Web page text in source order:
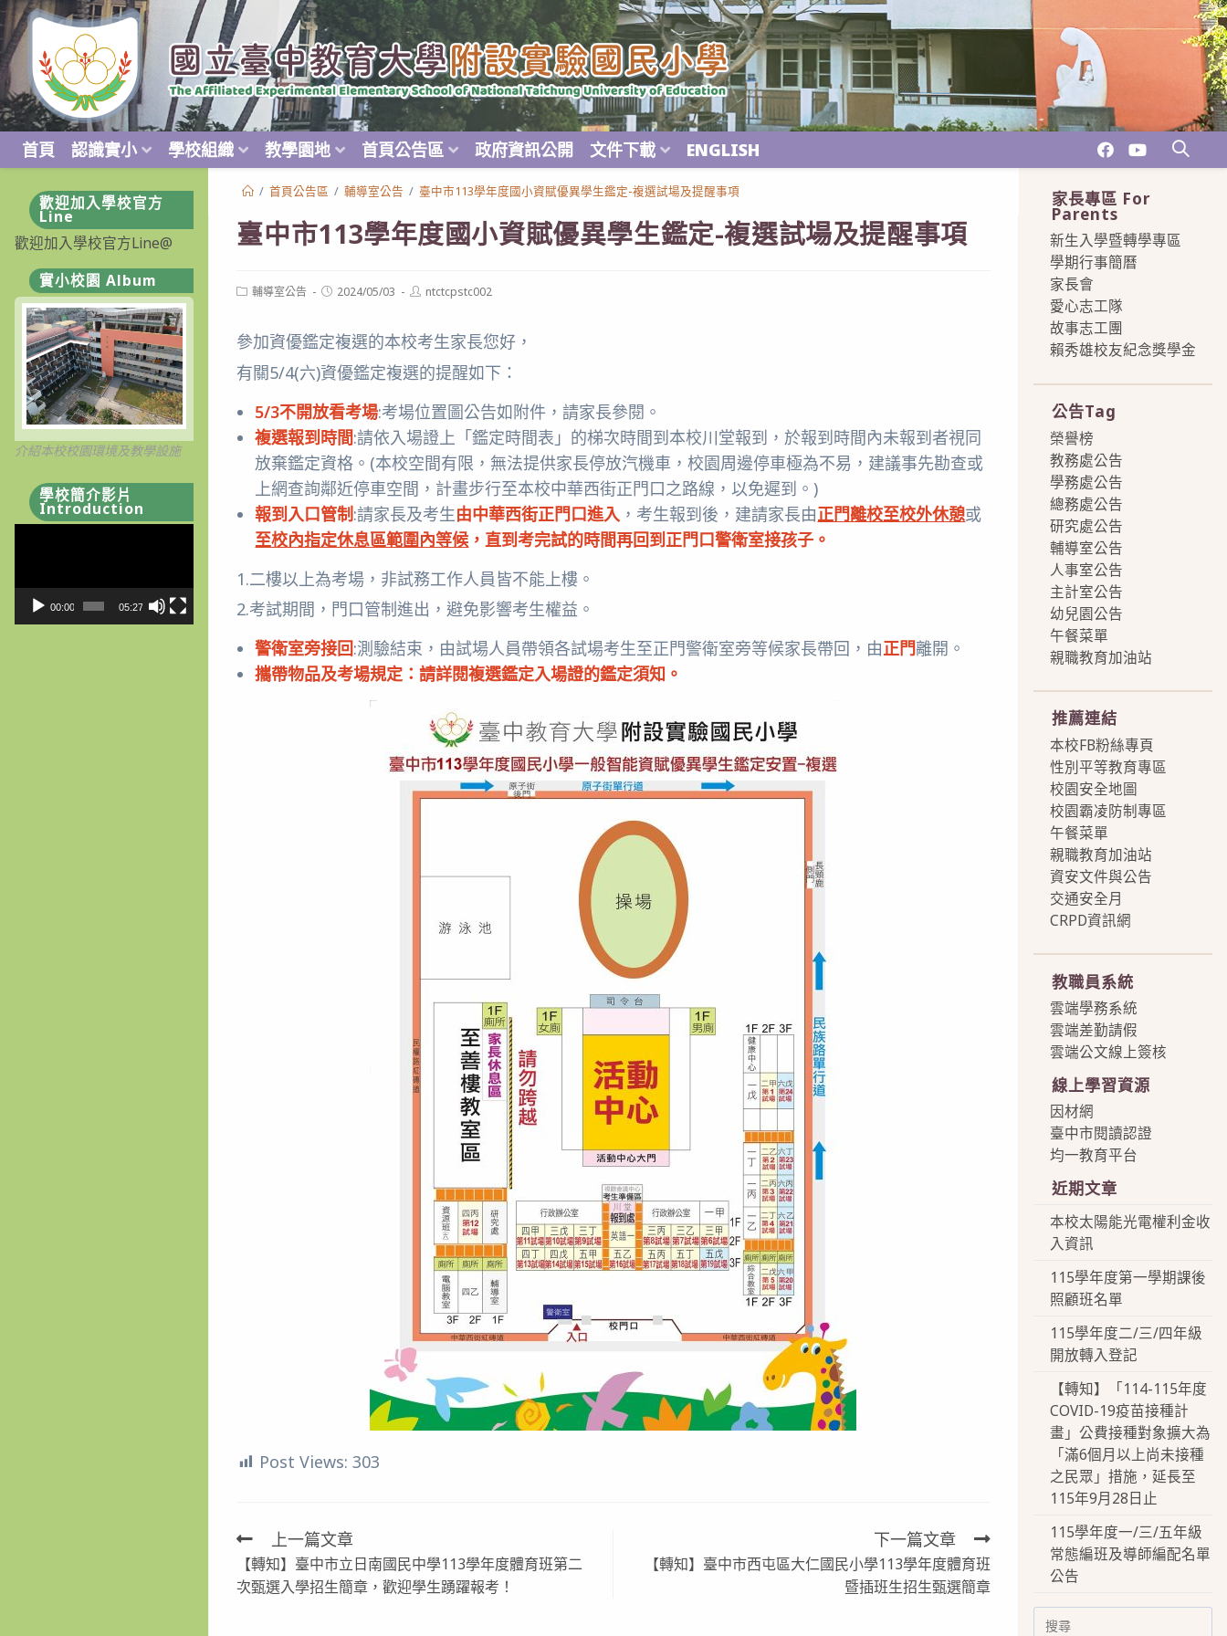
跳
轉
至
主
要
容
首頁 認識實小 學校組織 教學園地 首頁公告區 政府資訊公開 文件下載 ENGLISH
/ 首頁公告區 / 輔導室公告 / 臺中市113學年度國小資賦優異學生鑑定-複選試場及提醒事項
臺中市113學年度國小資賦優異學生鑑定-複選試場及提醒事項
Post輔導室公告
Post2024/05/03
Postntctcpstc002
參加資優鑑定複選的本校考生家長您好，
有關5/4(六)資優鑑定複選的提醒如下：
5/3不開放看考場:考場位置圖公告如附件，請家長參閱。
複選報到時間:請依入場證上「鑑定時間表」的梯次時間到本校川堂報到，於報到時間內未報到者視同
放棄鑑定資格。(本校空間有限，無法提供家長停放汽機車，校園周邊停車極為不易，建議事先勘查或
上網查詢鄰近停車空間，計畫步行至本校中華西街正門口之路線，以免遲到。)
報到入口管制:請家長及考生由中華西街正門口進入 ，考生報到後，建請家長由正門離校至校外休憩或
至校內指定休息區範圍內等候 ，直到考完試的時間再回到正門口警衛室接孩子 。
1.二樓以上為考場，非試務工作人員皆不能上樓。
2.考試期間，門口管制進出，避免影響考生權益。
警衛室旁接回:測驗結束，由試場人員帶領各試場考生至正門警衛室旁等候家長帶回，由正門離開。
攜帶物品及考場規定：請詳閱複選鑑定入場證的鑑定須知。
Post Views: 303
Read
more
上一篇文章
【轉知】臺中市立日南國民中學113學年度體育班第二
次甄選入學招生簡章，歡迎學生踴躍報考！
下一篇文章
【轉知】臺中市西屯區大仁國民小學113學年度體育班
暨插班生招生甄選簡章
歡迎加入學校官方
Line
歡迎加入學校官方Line@
實小校園 Album
介紹本校校園環境及教學設施
學校簡介影片
Introduction
器
00:00 05:27
家長專區 For
Parents
新生入學暨轉學專區
學期行事簡曆
家長會
愛心志工隊
故事志工團
賴秀雄校友紀念獎學金
公告Tag
榮譽榜
教務處公告
學務處公告
總務處公告
研究處公告
輔導室公告
人事室公告
主計室公告
幼兒園公告
午餐菜單
親職教育加油站
推薦連結
本校FB粉絲專頁
性別平等教育專區
校園安全地圖
校園霸凌防制專區
午餐菜單
親職教育加油站
資安文件與公告
交通安全月
CRPD資訊網
教職員系統
雲端學務系統
雲端差勤請假
雲端公文線上簽核
線上學習資源
因材網
臺中市閱讀認證
均一教育平台
近期文章
本校太陽能光電權利金收
入資訊
115學年度第一學期課後
照顧班名單
115學年度二/三/四年級
開放轉入登記
【轉知】「114-115年度
COVID-19疫苗接種計
畫」公費接種對象擴大為
「滿6個月以上尚未接種
之民眾」措施，延長至
115年9月28日止
115學年度一/三/五年級
常態編班及導師編配名單
公告
Search